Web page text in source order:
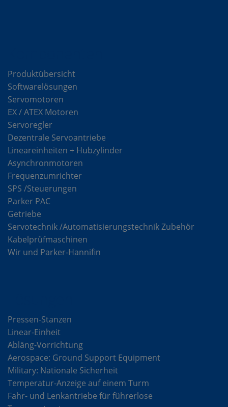
Produktübersicht
Softwarelösungen
Servomotoren
EX / ATEX Motoren
Servoregler
Dezentrale Servoantriebe
Lineareinheiten + Hubzylinder
Asynchronmotoren
Frequenzumrichter
SPS /Steuerungen
Parker PAC
Getriebe
Servotechnik /Automatisierungstechnik Zubehör
Kabelprüfmaschinen
Wir und Parker-Hannifin
Pressen-Stanzen
Linear-Einheit
Abläng-Vorrichtung
Aerospace: Ground Support Equipment
Military: Nationale Sicherheit
Temperatur-Anzeige auf einem Turm
Fahr- und Lenkantriebe für führerlose